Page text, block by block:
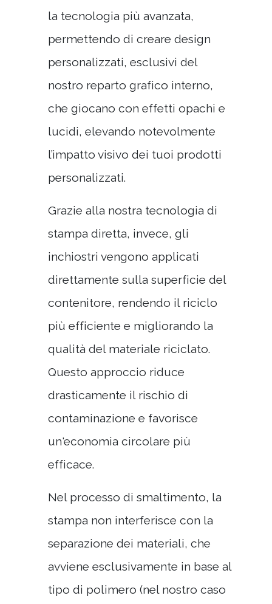
la tecnologia più avanzata,
permettendo di creare design
personalizzati, esclusivi del
nostro reparto grafico interno,
che giocano con effetti opachi e
lucidi, elevando notevolmente
l’impatto visivo dei tuoi prodotti
personalizzati.
Grazie alla nostra tecnologia di
stampa diretta, invece, gli
inchiostri vengono applicati
direttamente sulla superficie del
contenitore, rendendo il riciclo
più efficiente e migliorando la
qualità del materiale riciclato.
Questo approccio riduce
drasticamente il rischio di
contaminazione e favorisce
un'economia circolare più
efficace.
Nel processo di smaltimento, la
stampa non interferisce con la
separazione dei materiali, che
avviene esclusivamente in base al
tipo di polimero (nel nostro caso